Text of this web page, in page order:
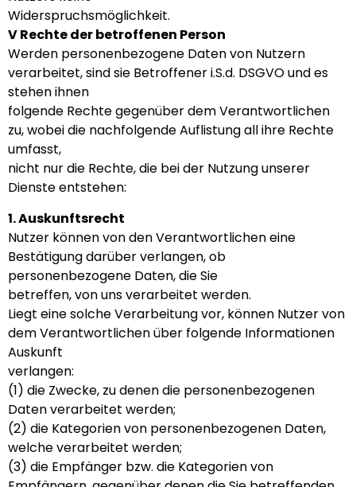
Widerspruchsmöglichkeit.
V Rechte der betroffenen Person
Werden personenbezogene Daten von Nutzern
verarbeitet, sind sie Betroffener i.S.d. DSGVO und es
stehen ihnen
folgende Rechte gegenüber dem Verantwortlichen
zu, wobei die nachfolgende Auflistung all ihre Rechte
umfasst,
nicht nur die Rechte, die bei der Nutzung unserer
Dienste entstehen:
1. Auskunftsrecht
Nutzer können von den Verantwortlichen eine
Bestätigung darüber verlangen, ob
personenbezogene Daten, die Sie
betreffen, von uns verarbeitet werden.
Liegt eine solche Verarbeitung vor, können Nutzer von
dem Verantwortlichen über folgende Informationen
Auskunft
verlangen:
(1) die Zwecke, zu denen die personenbezogenen
Daten verarbeitet werden;
(2) die Kategorien von personenbezogenen Daten,
welche verarbeitet werden;
(3) die Empfänger bzw. die Kategorien von